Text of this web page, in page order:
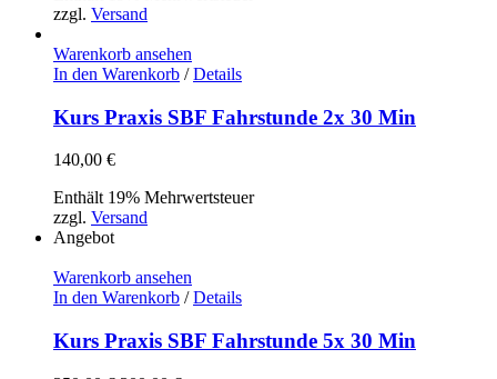
210,00 €
zzgl. Versand
Warenkorb ansehen
In den Warenkorb / Details
Kurs Praxis SBF Fahrstunde 2x 30 Min
140,00 €
Enthält 19% Mehrwertsteuer
zzgl. Versand
Angebot
Warenkorb ansehen
In den Warenkorb / Details
Kurs Praxis SBF Fahrstunde 5x 30 Min